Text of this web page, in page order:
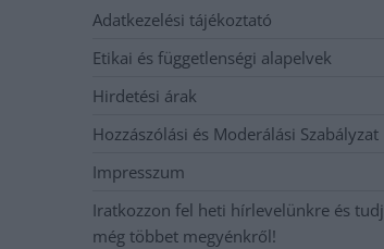
Adatkezelési tájékoztató
Etikai és függetlenségi alapelvek
Hirdetési árak
Hozzászólási és Moderálási Szabályzat
Impresszum
Iratkozzon fel heti hírlevelünkre és
még többet megyénkről!